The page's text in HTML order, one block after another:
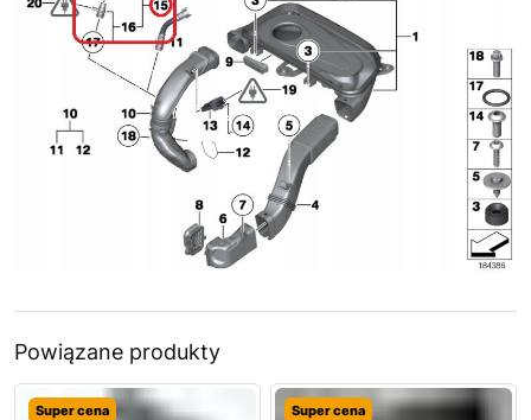
Powiązane produkty
Super cena Super cena